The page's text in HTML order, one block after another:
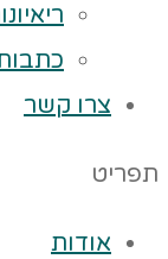
צרו קשר
תפריט
אודות